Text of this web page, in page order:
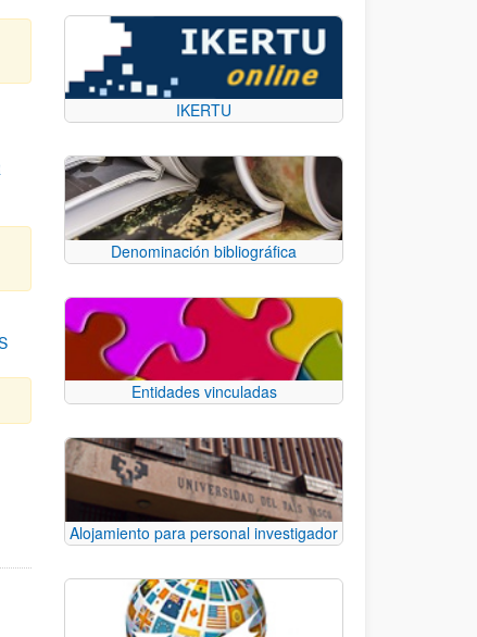
desplazarse.
IKERTU
Denominación bibliográfica
Entidades vinculadas
Alojamiento para personal investigador